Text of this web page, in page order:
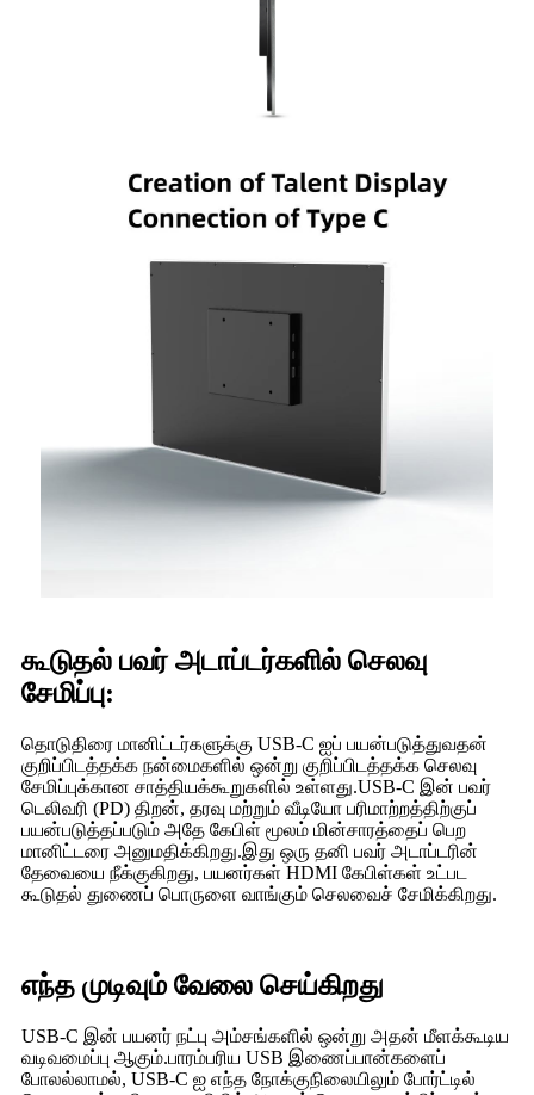
கூடுதல் பவர் அடாப்டர்களில் செலவு
சேமிப்பு:
தொடுதிரை மானிட்டர்களுக்கு USB-C ஐப் பயன்படுத்துவதன்
குறிப்பிடத்தக்க நன்மைகளில் ஒன்று குறிப்பிடத்தக்க செலவு
சேமிப்புக்கான சாத்தியக்கூறுகளில் உள்ளது.USB-C இன் பவர்
டெலிவரி (PD) திறன், தரவு மற்றும் வீடியோ பரிமாற்றத்திற்குப்
பயன்படுத்தப்படும் அதே கேபிள் மூலம் மின்சாரத்தைப் பெற
மானிட்டரை அனுமதிக்கிறது.இது ஒரு தனி பவர் அடாப்டரின்
தேவையை நீக்குகிறது, பயனர்கள் HDMI கேபிள்கள் உட்பட
கூடுதல் துணைப் பொருளை வாங்கும் செலவைச் சேமிக்கிறது.
எந்த முடிவும் வேலை செய்கிறது
USB-C இன் பயனர் நட்பு அம்சங்களில் ஒன்று அதன் மீளக்கூடிய
வடிவமைப்பு ஆகும்.பாரம்பரிய USB இணைப்பான்களைப்
போலல்லாமல், USB-C ஐ எந்த நோக்குநிலையிலும் போர்ட்டில்